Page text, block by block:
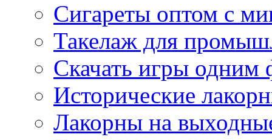
Сигареты оптом с
Такелаж для
Скачать игры одним
Исторические
Лакорны на